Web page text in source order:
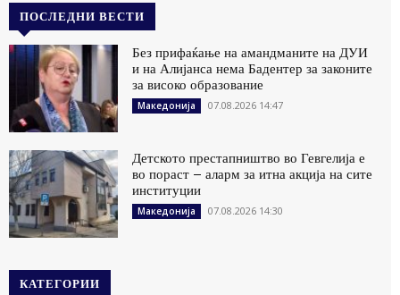
ПОСЛЕДНИ ВЕСТИ
Без прифаќање на амандманите на ДУИ
и на Алијанса нема Бадентер за законите
за високо образование
Македонија 07.08.2026 14:47
Детското престапништво во Гевгелија е
во пораст – аларм за итна акција на сите
институции
Македонија 07.08.2026 14:30
КАТЕГОРИИ